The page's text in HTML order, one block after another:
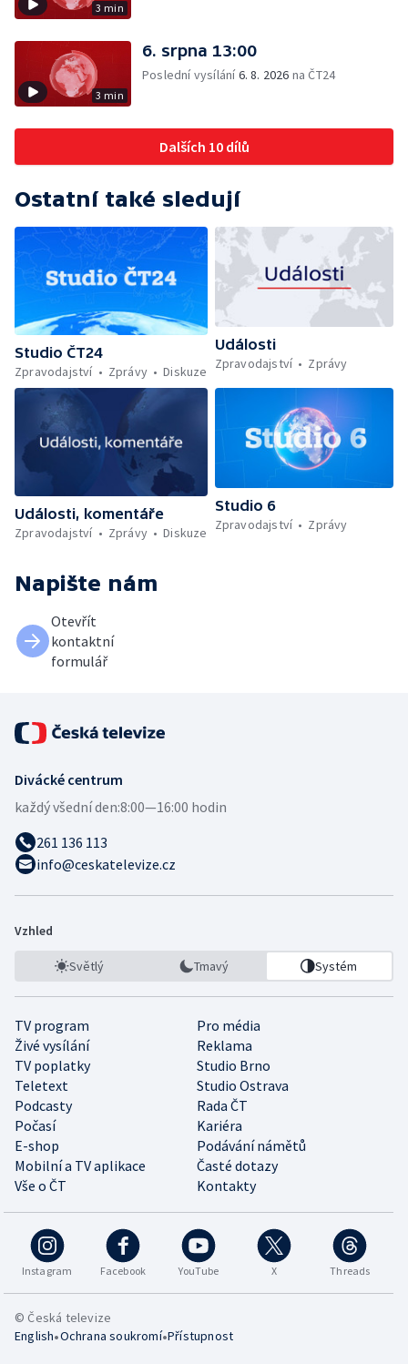
3 min
3 min
6. srpna 13:00
Poslední vysílání6. 8. 2026 na ČT24
Dalších 10 dílů
Ostatní také sledují
Studio ČT24
Zpravodajství
Zprávy Diskuze
Události
Zpravodajství
Zprávy
Události, komentáře
Zpravodajství
Zprávy Diskuze
Studio 6
Zpravodajství
Zprávy
Napište nám
Otevřít
kontaktní
formulář
Divácké centrum
každý všední den:8:00—16:00 hodin
261 136 113
info@ceskatelevize.cz
Vzhled
Světlý Tmavý Systém
TV program
Pro média
Živé vysílání
Reklama
TV poplatky
Studio Brno
Teletext
Studio Ostrava
Podcasty
Rada ČT
Počasí
Kariéra
E-shop
Podávání námětů
Mobilní a TV aplikace
Časté dotazy
Vše o ČT
Kontakty
Instagram Facebook YouTube X Threads
© Česká televize
English•Ochrana soukromí•Přístupnost